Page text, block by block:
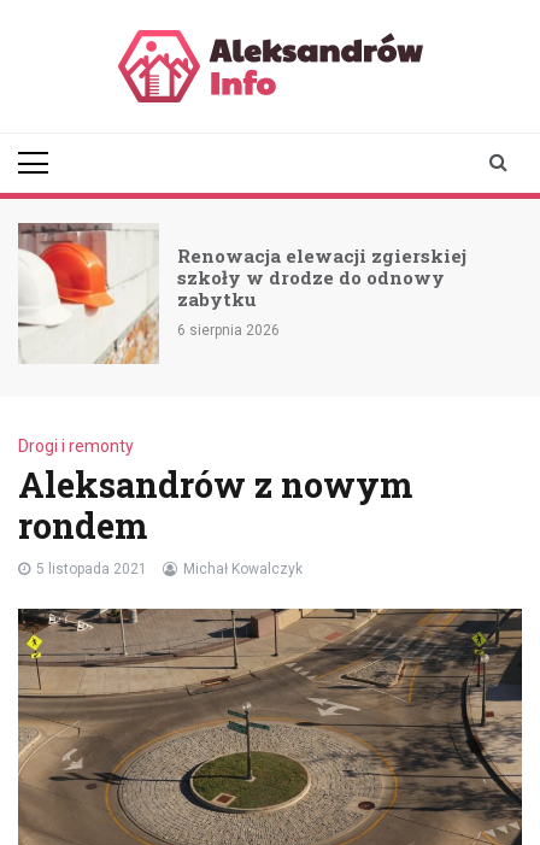
Renowacja elewacji zgierskiej
szkoły w drodze do odnowy
zabytku
6 sierpnia 2026
Drogi i remonty
Aleksandrów z nowym
rondem
5 listopada 2021 Michał Kowalczyk